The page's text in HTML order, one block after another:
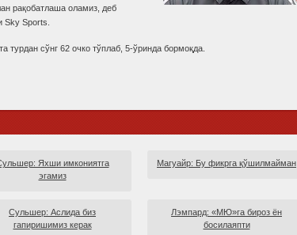
рақобатлаша оламиз, деб
Sky Sports.
сўнг 62 очко тўплаб, 5-ўринда бормоқда.
Яхши имкониятга
эгамиз
Магуайр: Бу фикрга қўшилмайман
Сульшер: Аслида биз
гапиришимиз керак
Лэмпард: «МЮ»га бироз ён
босилаяпти